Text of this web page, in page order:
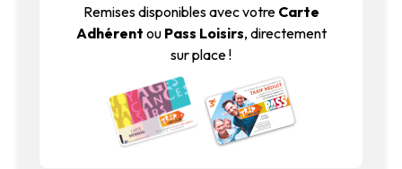
Remises disponibles avec votre Carte
Adhérent ou Pass Loisirs, directement
sur place !